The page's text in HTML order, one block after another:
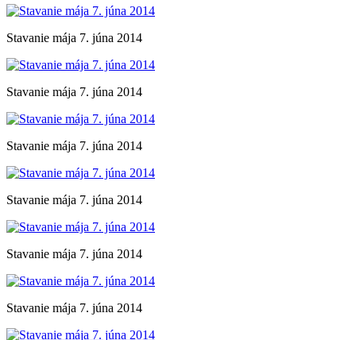
Stavanie mája 7. júna 2014
Stavanie mája 7. júna 2014
Stavanie mája 7. júna 2014
Stavanie mája 7. júna 2014
Stavanie mája 7. júna 2014
Stavanie mája 7. júna 2014